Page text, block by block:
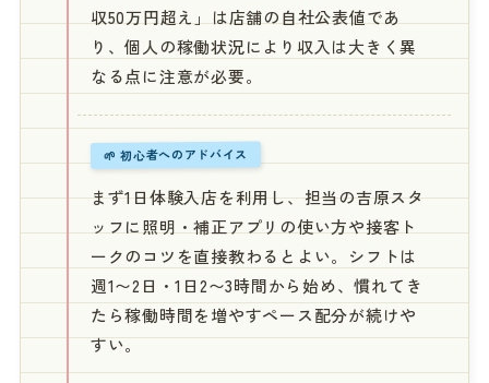
収50万円超え」は店舗の自社公表値であ
り、個人の稼働状況により収入は大きく異
なる点に注意が必要。
🌱 初心者へのアドバイス
まず1日体験入店を利用し、担当の吉原スタ
ッフに照明・補正アプリの使い方や接客ト
ークのコツを直接教わるとよい。シフトは
週1〜2日・1日2〜3時間から始め、慣れてき
たら稼働時間を増やすペース配分が続けや
すい。